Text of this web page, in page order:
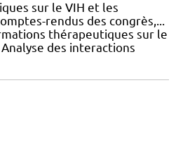
sur le VIH et les
rendus des congrès,...
thérapeutiques sur le
des interactions